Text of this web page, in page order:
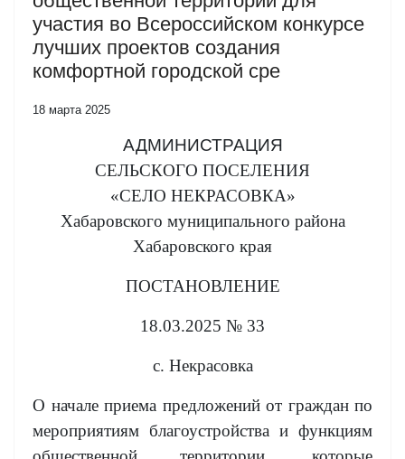
участия во Всероссийском конкурсе
лучших проектов создания
комфортной городской сре
18 марта 2025
АДМИНИСТРАЦИЯ
СЕЛЬСКОГО ПОСЕЛЕНИЯ
«СЕЛО НЕКРАСОВКА»
Хабаровского муниципального района
Хабаровского края
ПОСТАНОВЛЕНИЕ
18.03.2025 № 33
с. Некрасовка
О начале приема предложений от граждан по
мероприятиям благоустройства и функциям